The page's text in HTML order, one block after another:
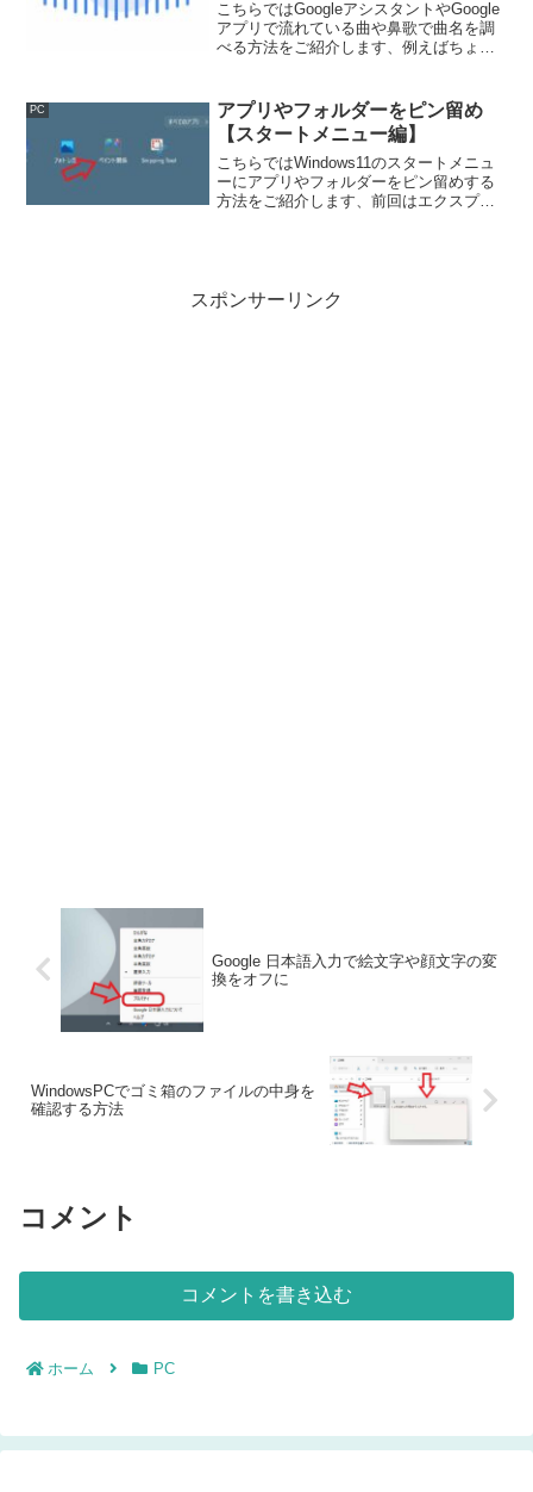
こちらではGoogleアシスタントやGoogle
アプリで流れている曲や鼻歌で曲名を調
べる方法をご紹介します、例えばちょっ
るのはそんな時に鼻歌でも曲名を検索す
る事が出来る方法です。
PC
アプリやフォルダーをピン留め
【スタートメニュー編】
こちらではWindows11のスタートメニュ
ーにアプリやフォルダーをピン留めする
方法をご紹介します、前回はエクスプロ
スポンサーリンク
Google 日本語入力で絵文字や顔文字の変
換をオフに
WindowsPCでゴミ箱のファイルの中身を
確認する方法
コメント
コメントを書き込む
ホーム PC